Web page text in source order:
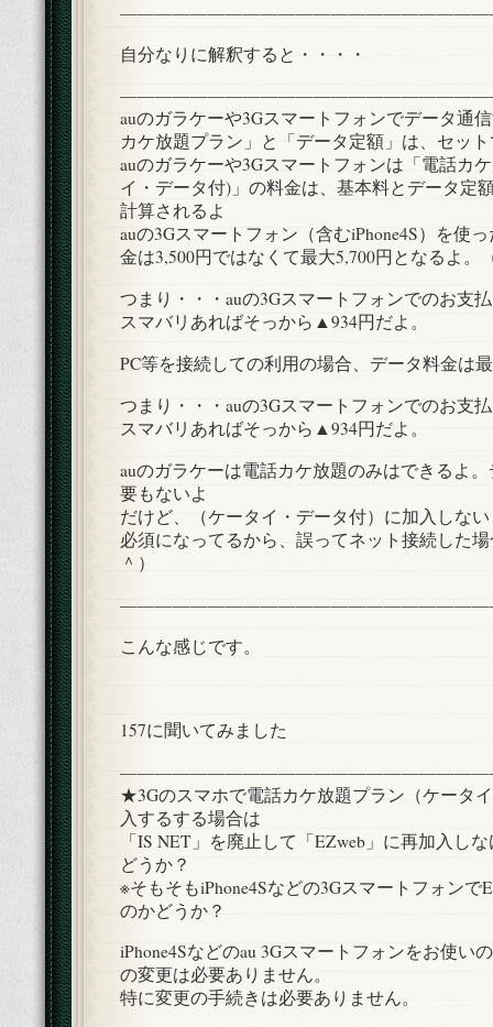
自分なりに解釈すると・・・・
auのガラケーや3Gスマートフォンでデータ通
カケ放題プラン」と「データ定額」は、セッ
auのガラケーや3Gスマートフォンは「電話カ
イ・データ付)」の料金は、基本料とデータ定
計算されるよ
auの3Gスマートフォン（含むiPhone4S）を使
金は3,500円ではなくて最大5,700円となるよ。
つまり・・・auの3Gスマートフォンでのお支
スマバリあればそっから▲934円だよ。
PC等を接続しての利用の場合、データ料金は
つまり・・・auの3Gスマートフォンでのお支
スマバリあればそっから▲934円だよ。
auのガラケーは電話カケ放題のみはできるよ
要もないよ
だけど、（ケータイ・データ付）に加入しな
必須になってるから、誤ってネット接続した
＾）
こんな感じです。
157に聞いてみました
★3Gのスマホで電話カケ放題プラン（ケータ
入するする場合は
「IS NET」を廃止して「EZweb」に再加入し
どうか？
※そもそもiPhone4Sなどの3Gスマートフォンで
のかどうか？
iPhone4Sなどのau 3Gスマートフォンをお使い
の変更は必要ありません。
特に変更の手続きは必要ありません。